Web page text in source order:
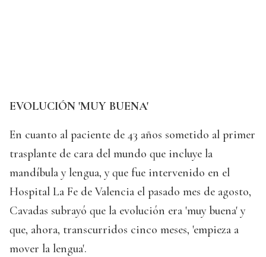
EVOLUCIÓN 'MUY BUENA'
En cuanto al paciente de 43 años sometido al primer
trasplante de cara del mundo que incluye la
mandíbula y lengua, y que fue intervenido en el
Hospital La Fe de Valencia el pasado mes de agosto,
Cavadas subrayó que la evolución era 'muy buena' y
que, ahora, transcurridos cinco meses, 'empieza a
mover la lengua'.